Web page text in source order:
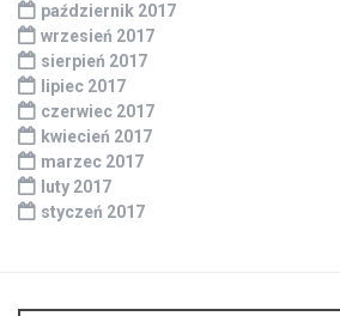
październik 2017
wrzesień 2017
sierpień 2017
lipiec 2017
czerwiec 2017
kwiecień 2017
marzec 2017
luty 2017
styczeń 2017